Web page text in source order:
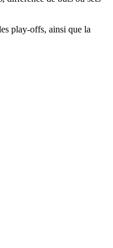
play-offs, ainsi que la